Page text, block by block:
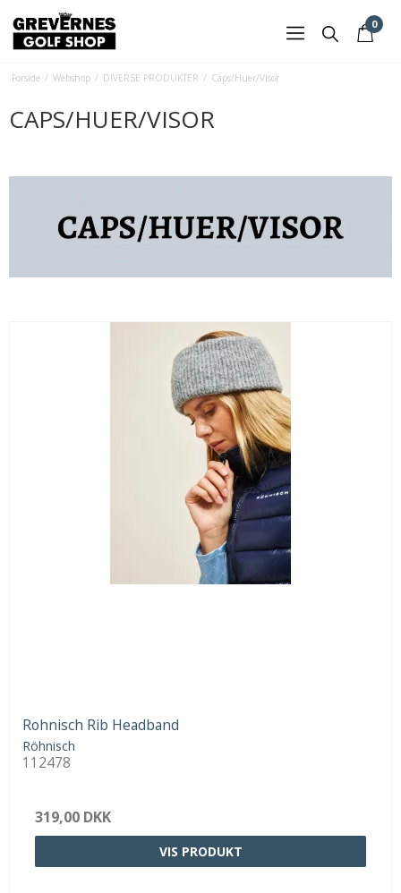
0
Forside / Webshop / DIVERSE PRODUKTER / Caps/Huer/Visor
CAPS/HUER/VISOR
Rohnisch Rib Headband
Röhnisch
112478
319,00 DKK
VIS PRODUKT